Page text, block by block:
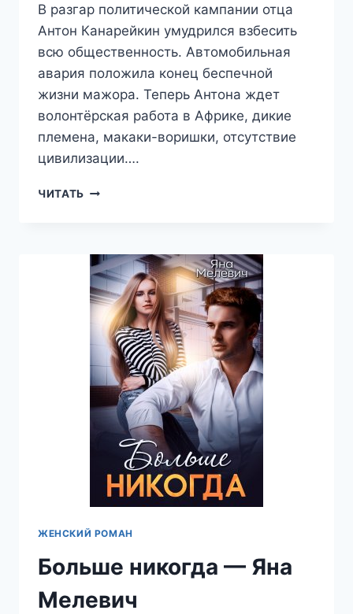
В разгар политической кампании отца
Антон Канарейкин умудрился взбесить
всю общественность. Автомобильная
авария положила конец беспечной
жизни мажора. Теперь Антона ждет
волонтёрская работа в Африке, дикие
племена, макаки-воришки, отсутствие
цивилизации….
ЧИТАТЬ ОБРЕЧЁН
ЯНА
МЕЛЕВИЧ
ЖЕНСКИЙ РОМАН
Больше никогда — Яна
Мелевич